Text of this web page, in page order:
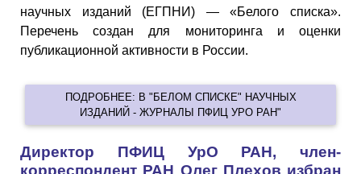
научных изданий (ЕГПНИ) — «Белого списка».
Перечень создан для мониторинга и оценки
публикационной активности в России.
ПОДРОБНЕЕ: В "БЕЛОМ СПИСКЕ" НАУЧНЫХ
ИЗДАНИЙ - ЖУРНАЛЫ ПФИЦ УРО РАН"
Директор ПФИЦ УрО РАН, член-